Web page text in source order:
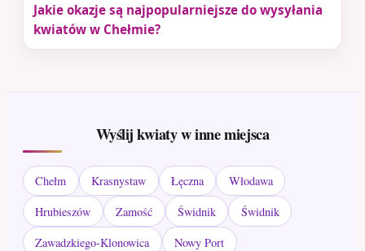
Jakie okazje są najpopularniejsze do wysyłania
kwiatów w Chełmie?
Wyślij kwiaty w inne miejsca
Chełm Krasnystaw Łęczna
Włodawa
Hrubieszów
Zamość Świdnik
Świdnik
Zawadzkiego-Klonowica
Nowy Port